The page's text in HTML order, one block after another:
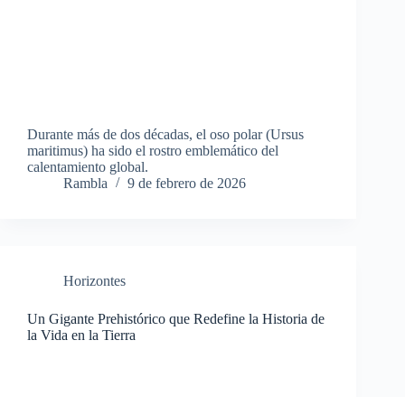
Durante más de dos décadas, el oso polar (Ursus
maritimus) ha sido el rostro emblemático del
calentamiento global.
Rambla
9 de febrero de 2026
Horizontes
Un Gigante Prehistórico que Redefine la Historia de
la Vida en la Tierra